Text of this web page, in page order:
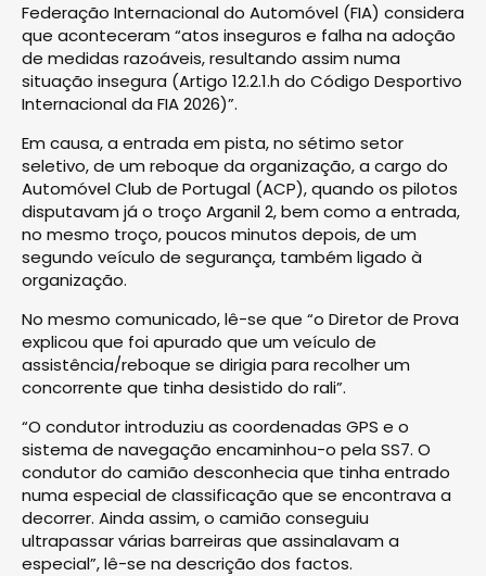
Federação Internacional do Automóvel (FIA) considera
que aconteceram “atos inseguros e falha na adoção
de medidas razoáveis, resultando assim numa
situação insegura (Artigo 12.2.1.h do Código Desportivo
Internacional da FIA 2026)”.
Em causa, a entrada em pista, no sétimo setor
seletivo, de um reboque da organização, a cargo do
Automóvel Club de Portugal (ACP), quando os pilotos
disputavam já o troço Arganil 2, bem como a entrada,
no mesmo troço, poucos minutos depois, de um
segundo veículo de segurança, também ligado à
organização.
No mesmo comunicado, lê-se que “o Diretor de Prova
explicou que foi apurado que um veículo de
assistência/reboque se dirigia para recolher um
concorrente que tinha desistido do rali”.
“O condutor introduziu as coordenadas GPS e o
sistema de navegação encaminhou-o pela SS7. O
condutor do camião desconhecia que tinha entrado
numa especial de classificação que se encontrava a
decorrer. Ainda assim, o camião conseguiu
ultrapassar várias barreiras que assinalavam a
especial”, lê-se na descrição dos factos.